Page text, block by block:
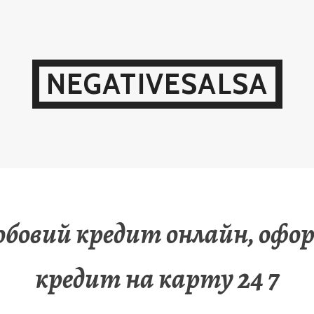
NEGATIVESALSA
кредит онлайн,
кредит на карту 24 7